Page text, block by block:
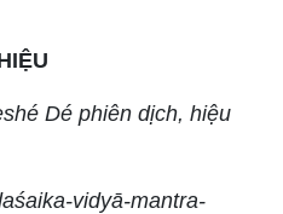
Dé phiên dịch, hiệu
vidyā-mantra-